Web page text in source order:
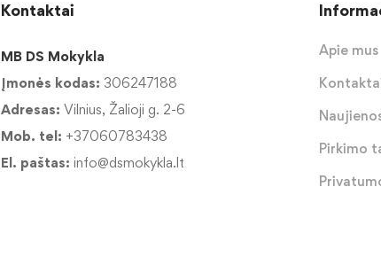
Kontaktai
MB DS Mokykla
Įmonės kodas: 306247188
Adresas: Vilnius, Žalioji g. 2-6
Mob. tel: +37060783438
El. paštas: info@dsmokykla.lt
Apie mus
Pirkimo